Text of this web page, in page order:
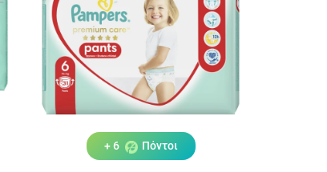
+ 6 Πόντοι